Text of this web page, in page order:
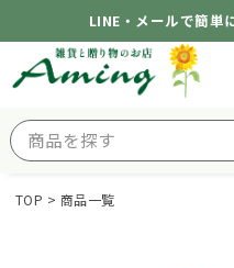
LINE・メールで簡単
TOP 商品一覧